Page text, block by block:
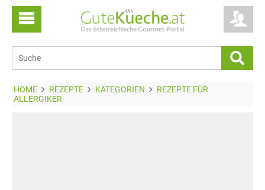
HOME REZEPTE KATEGORIEN
REZEPTE FÜR
ALLERGIKER